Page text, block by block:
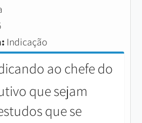
Indicação
ao chefe do
que sejam
que se